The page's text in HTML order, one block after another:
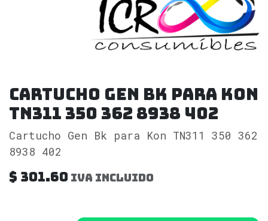
Cartucho Gen Bk para Kon
TN311 350 362 8938 402
Cartucho Gen Bk para Kon TN311 350 362
8938 402
$ 301.60 IVA incluido